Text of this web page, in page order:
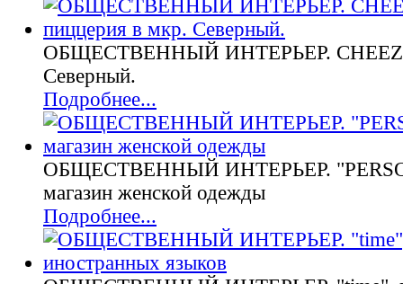
ОБЩЕСТВЕННЫЙ ИНТЕРЬЕР. CHEEZ,
Северный.
Подробнее...
ОБЩЕСТВЕННЫЙ ИНТЕРЬЕР.
магазин женской одежды
Подробнее...